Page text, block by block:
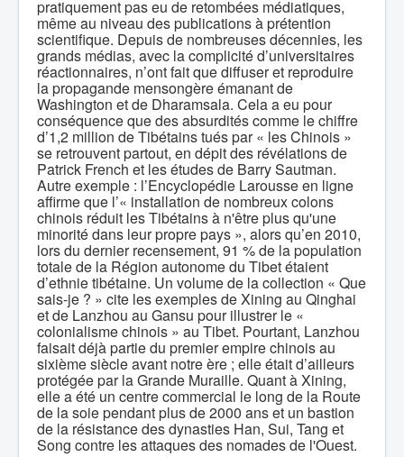
pratiquement pas eu de retombées médiatiques,
même au niveau des publications à prétention
scientifique. Depuis de nombreuses décennies, les
grands médias, avec la complicité d’universitaires
réactionnaires, n’ont fait que diffuser et reproduire
la propagande mensongère émanant de
Washington et de Dharamsala. Cela a eu pour
conséquence que des absurdités comme le chiffre
d’1,2 million de Tibétains tués par « les Chinois »
se retrouvent partout, en dépit des révélations de
Patrick French et les études de Barry Sautman.
Autre exemple : l’Encyclopédie Larousse en ligne
affirme que l’« installation de nombreux colons
chinois réduit les Tibétains à n'être plus qu'une
minorité dans leur propre pays », alors qu’en 2010,
lors du dernier recensement, 91 % de la population
totale de la Région autonome du Tibet étaient
d’ethnie tibétaine. Un volume de la collection « Que
sais-je ? » cite les exemples de Xining au Qinghai
et de Lanzhou au Gansu pour illustrer le «
colonialisme chinois » au Tibet. Pourtant, Lanzhou
faisait déjà partie du premier empire chinois au
sixième siècle avant notre ère ; elle était d’ailleurs
protégée par la Grande Muraille. Quant à Xining,
elle a été un centre commercial le long de la Route
de la soie pendant plus de 2000 ans et un bastion
de la résistance des dynasties Han, Sui, Tang et
Song contre les attaques des nomades de l'Ouest.